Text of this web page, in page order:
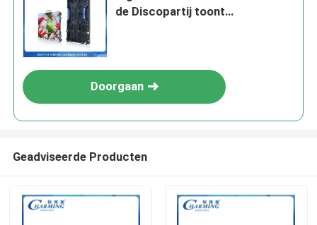
de Discopartij toont
Doorgaan
Geadviseerde Producten